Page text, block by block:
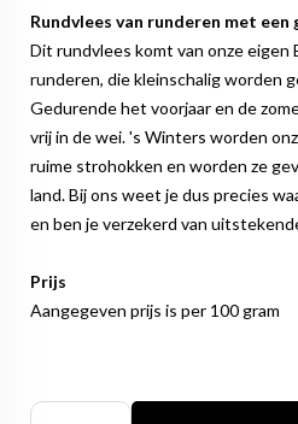
Rundvlees van runderen met een
Dit rundvlees komt van onze eigen
runderen, die kleinschalig worden
Gedurende het voorjaar en de
vrij in de wei. 's Winters worden
ruime strohokken en worden ze
land. Bij ons weet je dus precies
en ben je verzekerd van
Prijs
Aangegeven prijs is per 100 gram